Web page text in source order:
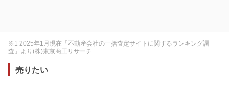
※1 2025年1月現在「不動産会社の一括査定サイトに関するランキング調
査」より(株)東京商工リサーチ
売りたい